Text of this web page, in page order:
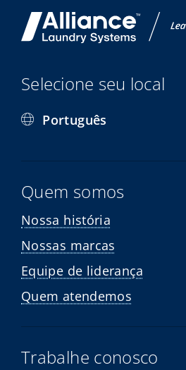
Selecione seu local
Português
Quem somos
Nossa história
Nossas marcas
Equipe de liderança
Quem atendemos
Trabalhe conosco